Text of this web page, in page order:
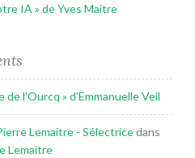
IA » de Yves Maitre
de l’Ourcq » d’Emmanuelle Veil
Lemaitre - Sélectricedans
Lemaitre